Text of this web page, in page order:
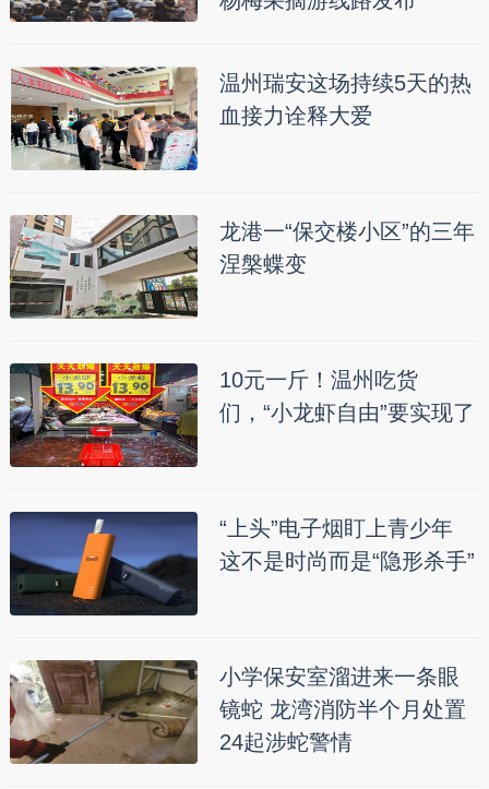
温州瑞安这场持续5天的热
血接力诠释大爱
龙港一“保交楼小区”的三年
涅槃蝶变
10元一斤！温州吃货
们，“小龙虾自由”要实现了
“上头”电子烟盯上青少年
这不是时尚而是“隐形杀手”
小学保安室溜进来一条眼
镜蛇 龙湾消防半个月处置
24起涉蛇警情